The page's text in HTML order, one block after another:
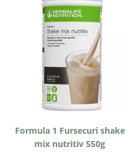
Formula 1 Fursecuri shake
mix nutritiv 550g